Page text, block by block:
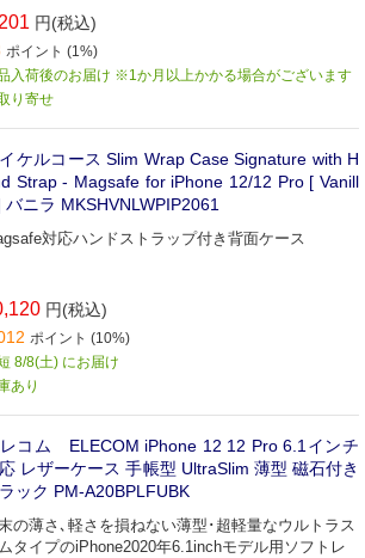
円(税込)
ポイント (1%)
入荷後のお届け ※1か月以上かかる場合がございます
り寄せ
ケルコース Slim Wrap Case Signature with H
Strap - Magsafe for iPhone 12/12 Pro [ Vanill
バニラ MKSHVNLWPIP2061
対応ハンドストラップ付き背面ケース
円(税込)
ポイント (10%)
8/8(土) にお届け
あり
コム ELECOM iPhone 12 12 Pro 6.1インチ
レザーケース 手帳型 UltraSlim 薄型 磁石付き
ック PM-A20BPLFUBK
の薄さ､軽さを損ねない薄型･超軽量なウルトラス
タイプのiPhone2020年6.1inchモデル用ソフトレ